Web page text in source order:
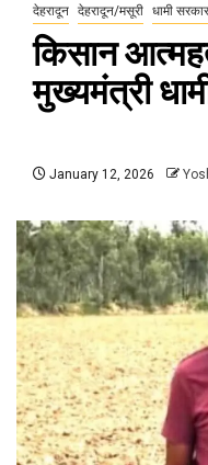
देहरादून देहरादून/मसूरी धामी सरकार
किसान
मुख्यमंत्री
January 12, 2026